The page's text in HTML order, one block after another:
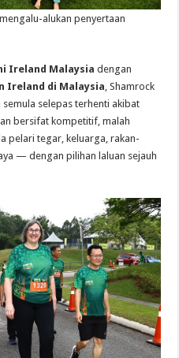
alukan penyertaan
Ireland Malaysia dengan
Ireland di Malaysia , Shamrock
semula selepas terhenti akibat
bersifat kompetitif, malah
pelari tegar, keluarga, rakan-
— dengan pilihan laluan sejauh